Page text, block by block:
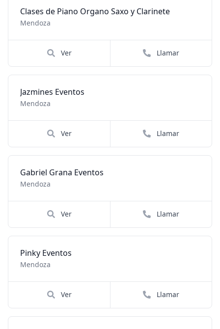
Clases de Piano Organo Saxo y Clarinete
Mendoza
Ver Llamar
Jazmines Eventos
Mendoza
Ver Llamar
Gabriel Grana Eventos
Mendoza
Ver Llamar
Pinky Eventos
Mendoza
Ver Llamar